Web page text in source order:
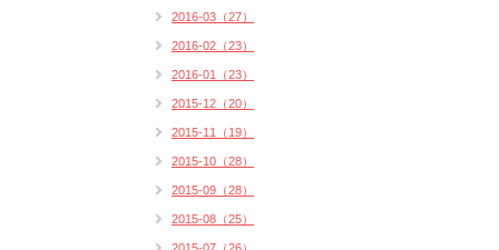
2016-03（27）
2016-02（23）
2016-01（23）
2015-12（20）
2015-11（19）
2015-10（28）
2015-09（28）
2015-08（25）